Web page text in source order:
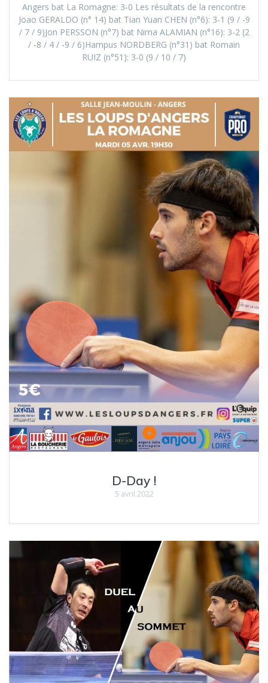
Angers bat La Romagne: 3-0 Les résultats de la rencontre
Joao GERALDO (n° 14) bat Tian Yuan CHEN (n°6): 3-1 (9 / -9
/ 7 / 9)Jon PERSSON (n°7) bat Nima ALAMIAN (n°16): 3-2 (2
/ -8 / 4 / -9 / 6)Hampus NORDBERG (n°31) bat Romain
RUIZ (n°51): 3-0 (9 / 10 / 7)
D-Day !
5 avril 2022